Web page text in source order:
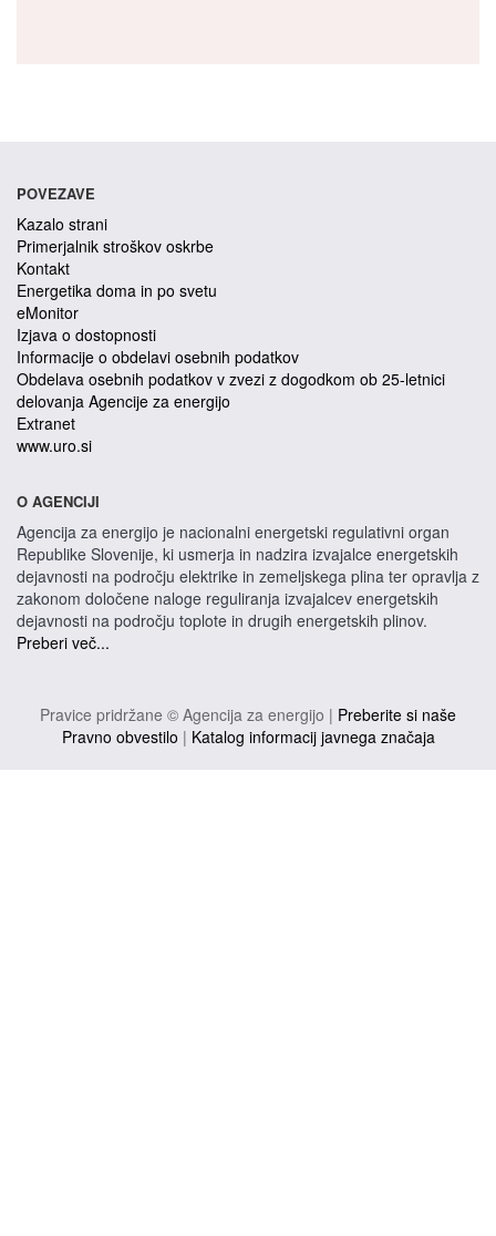
POVEZAVE
Kazalo strani
Primerjalnik stroškov oskrbe
Kontakt
Energetika doma in po svetu
eMonitor
Izjava o dostopnosti
Informacije o obdelavi osebnih podatkov
Obdelava osebnih podatkov v zvezi z dogodkom ob 25-letnici
delovanja Agencije za energijo
Extranet
www.uro.si
O AGENCIJI
Agencija za energijo je nacionalni energetski regulativni organ
Republike Slovenije, ki usmerja in nadzira izvajalce energetskih
dejavnosti na področju elektrike in zemeljskega plina ter opravlja z
zakonom določene naloge reguliranja izvajalcev energetskih
dejavnosti na področju toplote in drugih energetskih plinov.
Preberi več...
Pravice pridržane © Agencija za energijo | Preberite si naše
Pravno obvestilo | Katalog informacij javnega značaja